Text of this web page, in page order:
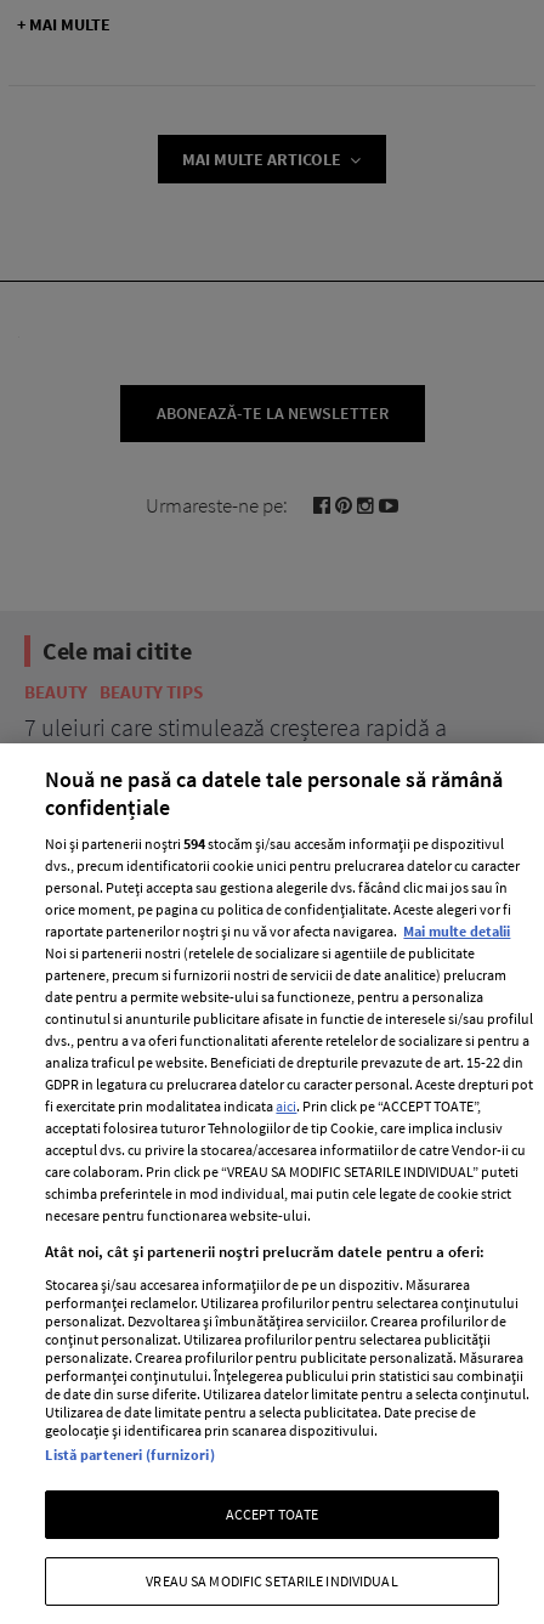
+ MAI MULTE
MAI MULTE ARTICOLE
ABONEAZĂ-TE LA NEWSLETTER
Urmareste-ne pe:
Cele mai citite
BEAUTY BEAUTY TIPS
7 uleiuri care stimulează creșterea rapidă a
ELLE Style Awards
2024
Despre ELLE
Romania
Contact
Abonamente
Termeni si conditii
Politica de
confidențialitate
Politica de cookies
Publicitate
GSP
Unica
Baby
Retete
femei
Viva
Avantaje
Retete practice
Pariază responsabil! Decizia ONJN nr. 821/25.09.2025.
Jocurile de noroc sunt interzise minorilor.
Copyright © 2026 Ringier Romania SRL
Nouă ne pasă ca datele tale personale să rămână
confidențiale
Noi și partenerii noștri594stocăm și/sau accesăm informații pe dispozitivul
dvs., precum identificatorii cookie unici pentru prelucrarea datelor cu caracter
personal. Puteți accepta sau gestiona alegerile dvs. făcând clic mai jos sau în
orice moment, pe pagina cu politica de confidențialitate. Aceste alegeri vor fi
raportate partenerilor noștri și nu vă vor afecta navigarea. Mai multe detalii
Noi si partenerii nostri (retelele de socializare si agentiile de publicitate
partenere, precum si furnizorii nostri de servicii de date analitice) prelucram
date pentru a permite website-ului sa functioneze, pentru a personaliza
continutul si anunturile publicitare afisate in functie de interesele si/sau profilul
dvs., pentru a va oferi functionalitati aferente retelelor de socializare si pentru a
analiza traficul pe website. Beneficiati de drepturile prevazute de art. 15-22 din
GDPR in legatura cu prelucrarea datelor cu caracter personal. Aceste drepturi pot
fi exercitate prin modalitatea indicataaici. Prin click pe “ACCEPT TOATE”,
acceptati folosirea tuturor Tehnologiilor de tip Cookie, care implica inclusiv
acceptul dvs. cu privire la stocarea/accesarea informatiilor de catre Vendor-ii cu
care colaboram. Prin click pe “VREAU SA MODIFIC SETARILE INDIVIDUAL” puteti
schimba preferintele in mod individual, mai putin cele legate de cookie strict
necesare pentru functionarea website-ului.
Atât noi, cât și partenerii noștri prelucrăm datele pentru a oferi:
Stocarea și/sau accesarea informațiilor de pe un dispozitiv. Măsurarea
performanței reclamelor. Utilizarea profilurilor pentru selectarea conținutului
personalizat. Dezvoltarea și îmbunătățirea serviciilor. Crearea profilurilor de
conținut personalizat. Utilizarea profilurilor pentru selectarea publicității
personalizate. Crearea profilurilor pentru publicitate personalizată. Măsurarea
performanței conținutului. Înțelegerea publicului prin statistici sau combinații
de date din surse diferite. Utilizarea datelor limitate pentru a selecta conținutul.
Utilizarea de date limitate pentru a selecta publicitatea. Date precise de
geolocație și identificarea prin scanarea dispozitivului.
Listă parteneri (furnizori)
ACCEPT TOATE
VREAU SA MODIFIC SETARILE INDIVIDUAL